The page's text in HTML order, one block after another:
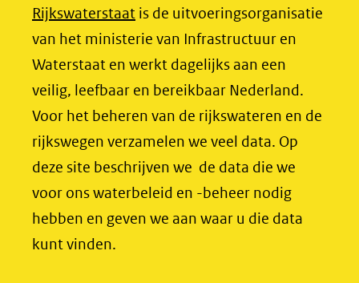
Rijkswaterstaat (opent
in
nieuw
venster)
(verwijst
naar
een
andere
website)
is de uitvoeringsorganisatie
van het ministerie van Infrastructuur en
Waterstaat en werkt dagelijks aan een
veilig, leefbaar en bereikbaar Nederland.
Voor het beheren van de rijkswateren en de
rijkswegen verzamelen we veel data. Op
deze site beschrijven we de data die we
voor ons waterbeleid en -beheer nodig
hebben en geven we aan waar u die data
kunt vinden.